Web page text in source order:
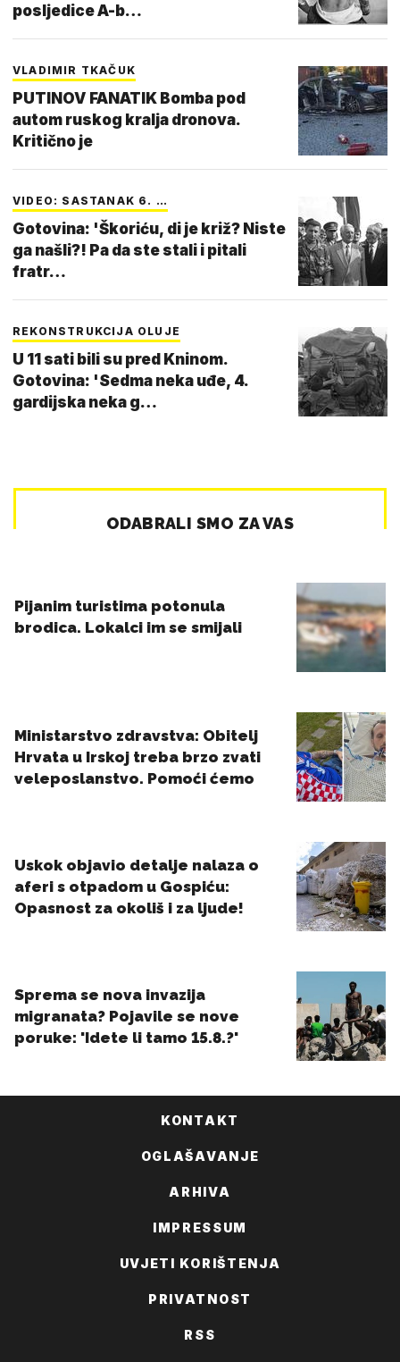
posljedice A-b…
VLADIMIR TKAČUK
PUTINOV FANATIK Bomba pod
autom ruskog kralja dronova.
Kritično je
VIDEO: SASTANAK 6. …
Gotovina: 'Škoriću, di je križ? Niste
ga našli?! Pa da ste stali i pitali
fratr…
REKONSTRUKCIJA OLUJE
U 11 sati bili su pred Kninom.
Gotovina: 'Sedma neka uđe, 4.
gardijska neka g…
KONTAKT
OGLAŠAVANJE
ARHIVA
IMPRESSUM
UVJETI KORIŠTENJA
PRIVATNOST
RSS